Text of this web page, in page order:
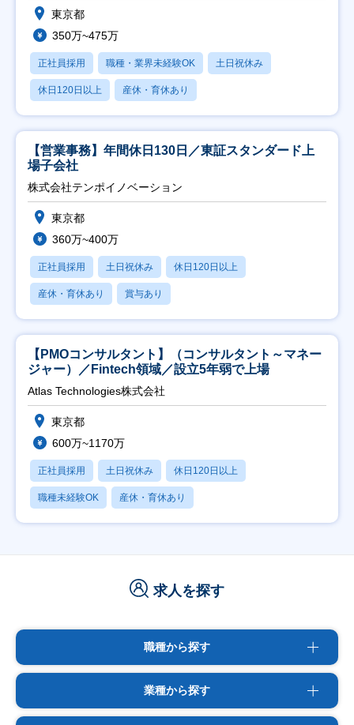
東京都
350万~475万
正社員採用 職種・業界未経験OK 土日祝休み
休日120日以上 産休・育休あり
【営業事務】年間休日130日／東証スタンダード上
場子会社
株式会社テンポイノベーション
東京都
360万~400万
正社員採用 土日祝休み 休日120日以上
産休・育休あり 賞与あり
【PMOコンサルタント】（コンサルタント～マネー
ジャー）／Fintech領域／設立5年弱で上場
Atlas Technologies株式会社
東京都
600万~1170万
正社員採用 土日祝休み 休日120日以上
職種未経験OK 産休・育休あり
求人を探す
職種から探す
業種から探す